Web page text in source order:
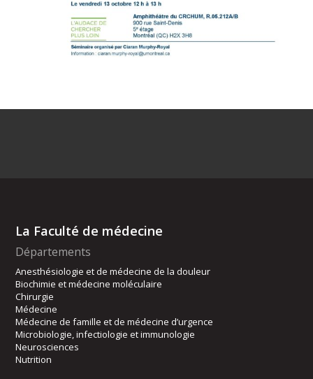
La Faculté de médecine
Départements
Anesthésiologie et de médecine de la douleur
Biochimie et médecine moléculaire
Chirurgie
Médecine
Médecine de famille et de médecine d’urgence
Microbiologie, infectiologie et immunologie
Neurosciences
Nutrition